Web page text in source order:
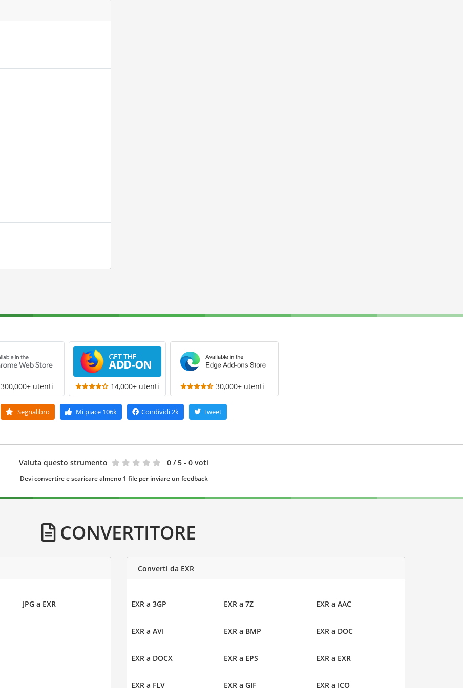
300,000+ utenti 14,000+ utenti 30,000+ utenti
Segnalibro Mi piace 106k Condividi2k Tweet
Valuta questo strumento 0 / 5 - 0 voti
Devi convertire e scaricare almeno 1 file per inviare un feedback
CONVERTITORE
JPG a EXR
Converti da EXR
EXR a 3GP EXR a 7Z EXR a AAC
EXR a AVI EXR a BMP EXR a DOC
EXR a DOCX EXR a EPS EXR a EXR
EXR a FLV EXR a GIF EXR a ICO